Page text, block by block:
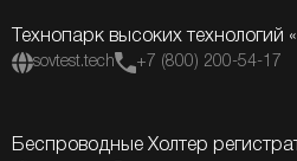
Технопарк высоких технологий
sovtest.tech +7 (800) 200-54-17
Беспроводные Холтер